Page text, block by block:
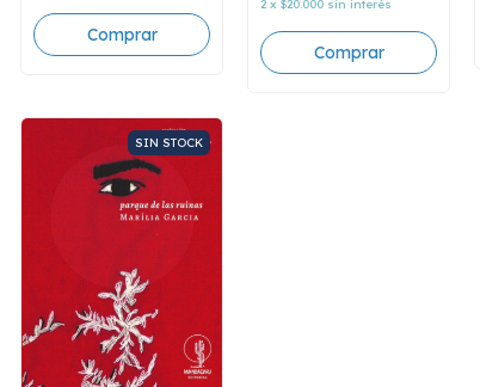
2 x $20.000 sin interés
SIN STOCK